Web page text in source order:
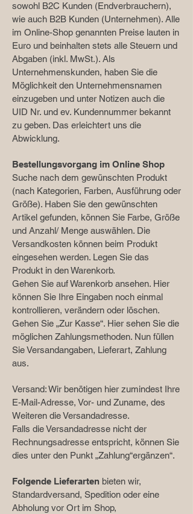
sowohl B2C Kunden (Endverbrauchern),
wie auch B2B Kunden (Unternehmen). Alle
im Online-Shop genannten Preise lauten in
Euro und beinhalten stets alle Steuern und
Abgaben (inkl. MwSt.). Als
Unternehmenskunden, haben Sie die
Möglichkeit den Unternehmensnamen
einzugeben und unter Notizen auch die
UID Nr. und ev. Kundennummer bekannt
zu geben. Das erleichtert uns die
Abwicklung.
Bestellungsvorgang im Online Shop
Suche nach dem gewünschten Produkt
(nach Kategorien, Farben, Ausführung oder
Größe). Haben Sie den gewünschten
Artikel gefunden, können Sie Farbe, Größe
und Anzahl/ Menge auswählen. Die
Versandkosten können beim Produkt
eingesehen werden. Legen Sie das
Produkt in den Warenkorb.
Gehen Sie auf Warenkorb ansehen. Hier
können Sie Ihre Eingaben noch einmal
kontrollieren, verändern oder löschen.
Gehen Sie „Zur Kasse“. Hier sehen Sie die
möglichen Zahlungsmethoden. Nun füllen
Sie Versandangaben, Lieferart, Zahlung
aus.
Versand: Wir benötigen hier zumindest Ihre
E-Mail-Adresse, Vor- und Zuname, des
Weiteren die Versandadresse.
Falls die Versandadresse nicht der
Rechnungsadresse entspricht, können Sie
dies unter den Punkt „Zahlung“ergänzen“.
Folgende Lieferarten bieten wir,
Standardversand, Spedition oder eine
Abholung vor Ort im Shop,